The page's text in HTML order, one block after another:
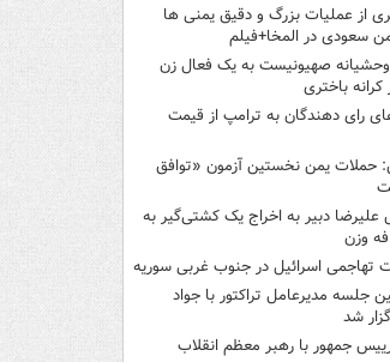
از عملیات بزرگ و دقیق یمنی ها
سعودی در المخا+فیلم
صهیونیست به یک فعال زن
باختری
رای دهندگان به ترامپ از قیمت
حملات یمن نخستین آزمون «توافق
علیرضا دبیر به اخراج یک کشتی‌گیر به
وزن
تهاجمی اسرائیل در جنوب غربی سوریه
جلسه مدیرعامل تراکتور با جواد
شد
جمهور با رهبر معظم انقلاب